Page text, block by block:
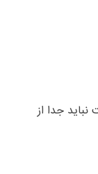
جدا از